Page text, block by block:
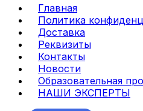
Главная
Политика
Доставка
Реквизиты
Контакты
Новости
Образовательная
НАШИ ЭКСПЕРТЫ